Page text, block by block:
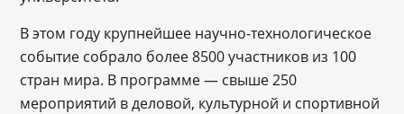
В этом году крупнейшее научно-технологическое
событие собрало более 8500 участников из 100
стран мира. В программе — свыше 250
мероприятий в деловой, культурной и спортивной